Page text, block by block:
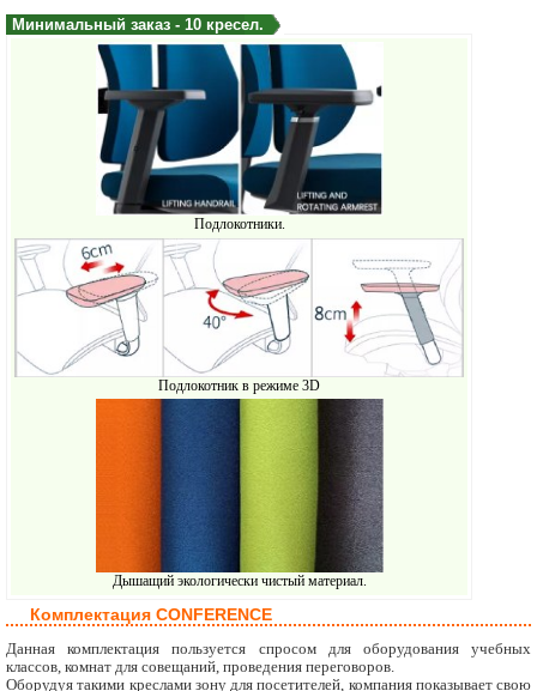
Минимальный заказ - 10 кресел.
Подлокотники.
Подлокотник в режиме 3D
Дышащий экологически чистый материал.
Комплектация CONFERENCE
Данная комплектация пользуется спросом для оборудования учебных
классов, комнат для совещаний, проведения переговоров.
Оборудуя такими креслами зону для посетителей, компания показывает свою